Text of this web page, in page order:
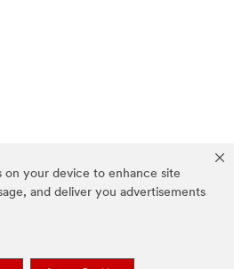
on your device to enhance site
and deliver you advertisements